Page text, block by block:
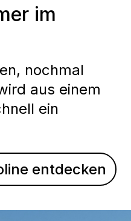
im
nochmal
aus einem
ein
entdecken